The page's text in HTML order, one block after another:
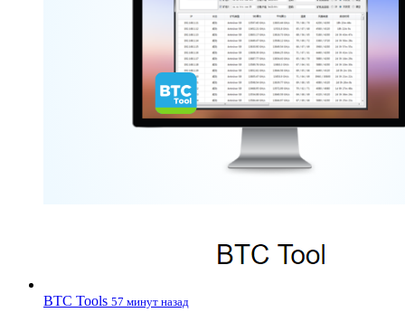
BTC Tools 57 минут назад